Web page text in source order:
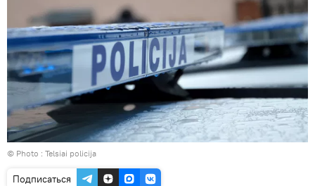
© Photo : Telsiai policija
Подписаться